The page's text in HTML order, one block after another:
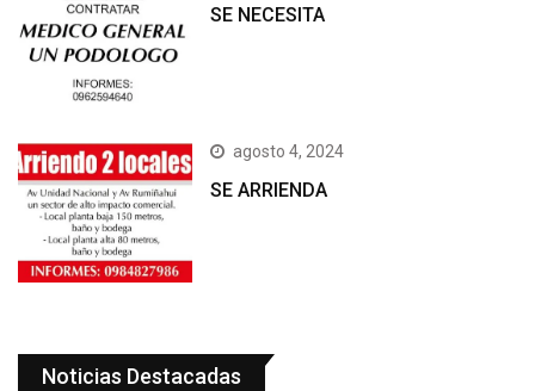
SE NECESITA
agosto 4, 2024
SE ARRIENDA
Noticias Destacadas